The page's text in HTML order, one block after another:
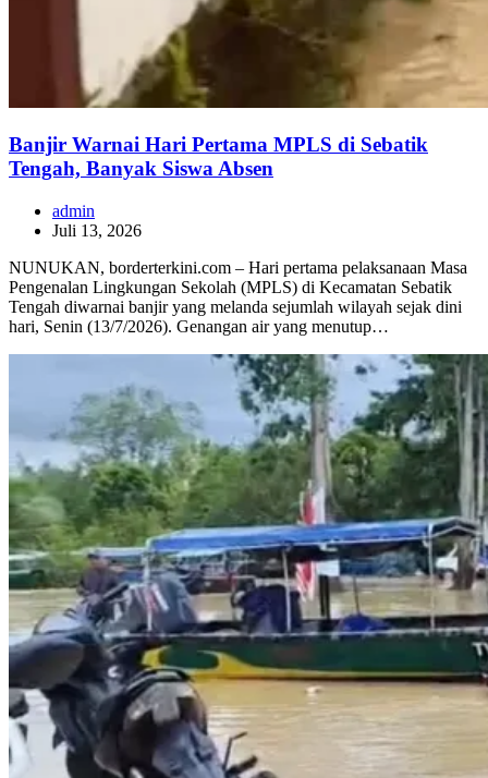
Banjir Warnai Hari Pertama MPLS di Sebatik
Tengah, Banyak Siswa Absen
admin
Juli 13, 2026
NUNUKAN, borderterkini.com – Hari pertama pelaksanaan Masa
Pengenalan Lingkungan Sekolah (MPLS) di Kecamatan Sebatik
Tengah diwarnai banjir yang melanda sejumlah wilayah sejak dini
hari, Senin (13/7/2026). Genangan air yang menutup…